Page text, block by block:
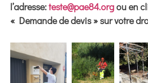
l’adresse:teste@pae84.orgou en
« Demande de devis » sur votre